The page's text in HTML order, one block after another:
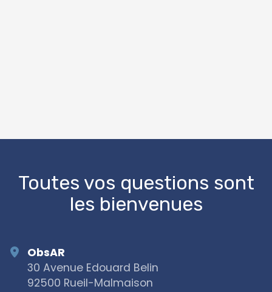
Toutes vos questions sont
les bienvenues
ObsAR
30 Avenue Edouard Belin
92500 Rueil-Malmaison